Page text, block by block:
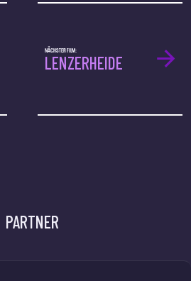
NÄCHSTER FILM:
LENZERHEIDE
PARTNER